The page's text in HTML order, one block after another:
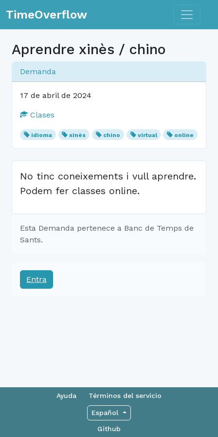
TimeOverflow Toggle
Aprendre xinès / chino
Demanda
17 de abril de 2024
Clases
idioma xinès chino virtual online
No tinc coneixements i vull aprendre.
Podem fer classes online.
Esta Demanda pertenece a Banc de Temps de
Sants.
Entra
Ayuda Términos del servicio
Español
Github